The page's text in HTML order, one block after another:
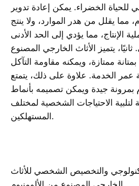
للحياة الخضراء. يمكن إعادة تدوير
مما يقلل من هدر الموارد، ولا ينتج
الإنتاج، مما يؤدي إلى الحد الأدنى
ثانيًا، يتميز الأثاث الخارجي المصنوع
ممتازة، ويمكنه مقاومة التآكل
عمر الخدمة. علاوة على ذلك، يتمتع
بمرونة جيدة ويمكن تصميمه بأنماط
لتلبية الاحتياجات الشخصية لمختلف
المستهلكين.
والتخصيص الشخصي للأثاث